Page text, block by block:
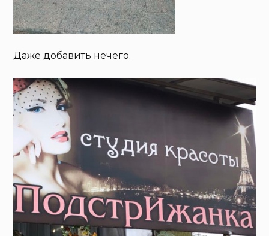
Даже добавить нечего.